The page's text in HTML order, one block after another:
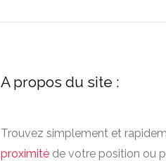
A propos du site :
Trouvez simplement et
proximité de votre position ou